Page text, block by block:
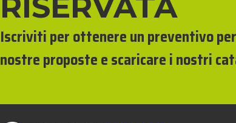
Iscriviti per ottenere un preventivo
nostre proposte e scaricare i nostri